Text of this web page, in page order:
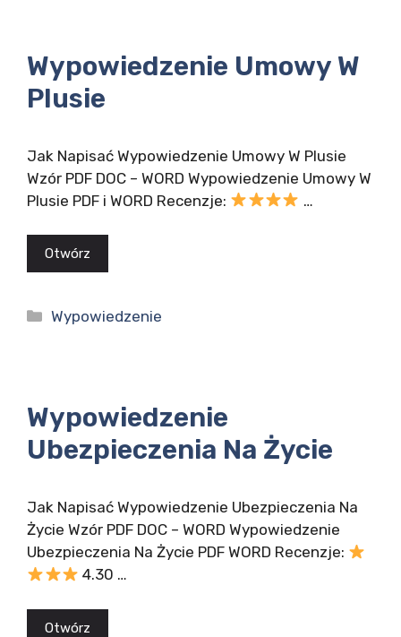
Wypowiedzenie Umowy W
Plusie
Jak Napisać Wypowiedzenie Umowy W Plusie
Wzór PDF DOC – WORD Wypowiedzenie Umowy W
Plusie PDF i WORD Recenzje:
…
Otwórz
Kategorie
Wypowiedzenie
Wypowiedzenie
Ubezpieczenia Na Życie
Jak Napisać Wypowiedzenie Ubezpieczenia Na
Życie Wzór PDF DOC – WORD Wypowiedzenie
Ubezpieczenia Na Życie PDF WORD Recenzje:
4.30 …
Otwórz